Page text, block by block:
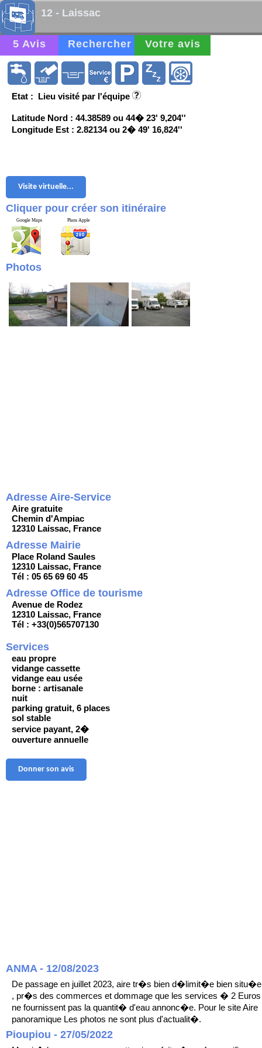
12 - Laissac
5 Avis Rechercher Votre avis
Etat : Lieu visité par l'équipe
Latitude Nord : 44.38589 ou 44� 23' 9,204''
Longitude Est : 2.82134 ou 2� 49' 16,824''
Visite virtuelle...
Cliquer pour créer son itinéraire
Google Maps Plans Apple
Photos
Adresse Aire-Service
Aire gratuite
Chemin d'Ampiac
12310 Laissac, France
Adresse Mairie
Place Roland Saules
12310 Laissac, France
Tél : 05 65 69 60 45
Adresse Office de tourisme
Avenue de Rodez
12310 Laissac, France
Tél : +33(0)565707130
Services
eau propre
vidange cassette
vidange eau usée
borne : artisanale
nuit
parking gratuit, 6 places
sol stable
service payant, 2�
ouverture annuelle
Donner son avis
ANMA - 12/08/2023
De passage en juillet 2023, aire tr�s bien d�limit�e bien situ�e
, pr�s des commerces et dommage que les services � 2 Euros
ne fournissent pas la quantit� d'eau annonc�e. Pour le site Aire
panoramique Les photos ne sont plus d'actualit�.
Pioupiou - 27/05/2022